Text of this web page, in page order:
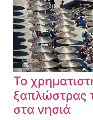
Το
ξαπλώστρας
στα νησιά